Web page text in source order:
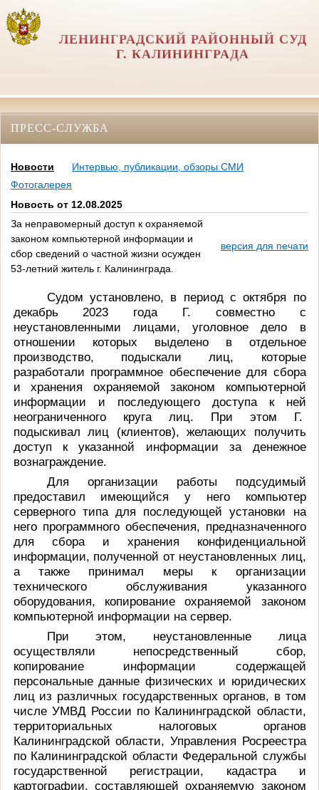
ЛЕНИНГРАДСКИЙ РАЙОННЫЙ СУД
Г. КАЛИНИНГРАДА
ПРЕСС-СЛУЖБА
Новости
Интервью, публикации, обзоры СМИ
Фотогалерея
Новость от 12.08.2025
За неправомерный доступ к охраняемой
законом компьютерной информации и
сбор сведений о частной жизни осужден
53-летний житель г. Калининграда.
версия для печати
Судом установлено, в период с октября по
декабрь 2023 года Г. совместно с
неустановленными лицами, уголовное дело в
отношении которых выделено в отдельное
производство, подыскали лиц, которые
разработали программное обеспечение для сбора
и хранения охраняемой законом компьютерной
информации и последующего доступа к ней
неограниченного круга лиц. При этом Г.
подыскивал лиц (клиентов), желающих получить
доступ к указанной информации за денежное
вознаграждение.
Для организации работы подсудимый
предоставил имеющийся у него компьютер
серверного типа для последующей установки на
него программного обеспечения, предназначенного
для сбора и хранения конфиденциальной
информации, полученной от неустановленных лиц,
а также принимал меры к организации
технического обслуживания указанного
оборудования, копирование охраняемой законом
компьютерной информации на сервер.
При этом, неустановленные лица
осуществляли непосредственный сбор,
копирование информации содержащей
персональные данные физических и юридических
лиц из различных государственных органов, в том
числе УМВД России по Калининградской области,
территориальных налоговых органов
Калининградской области, Управления Росреестра
по Калининградской области Федеральной службы
государственной регистрации, кадастра и
картографии, составляющей охраняемую законом